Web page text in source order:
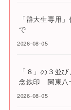
「群大生専用
で
2026-08-05
「８」の３並
念鉄印 関東八
2026-08-05